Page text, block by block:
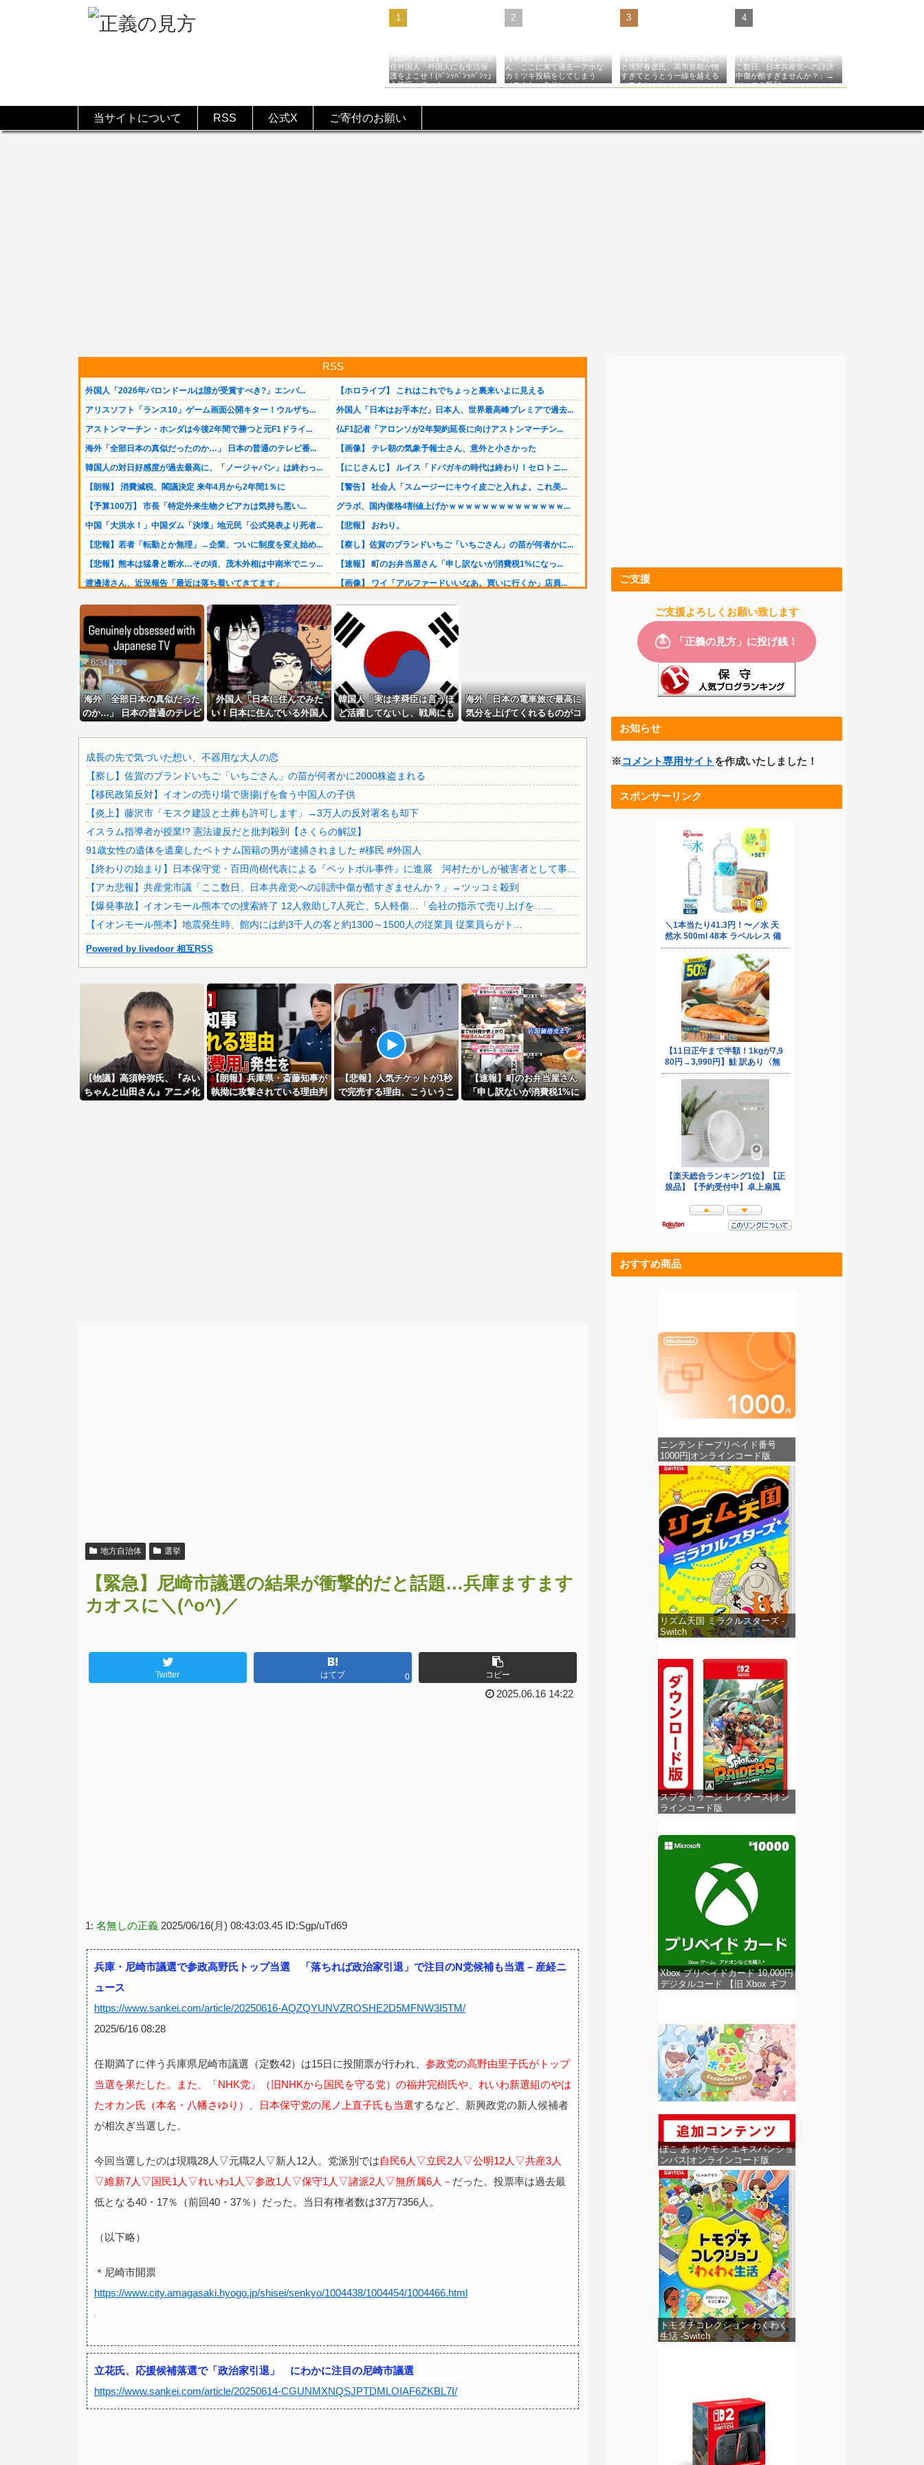
【超絶大悲報】左派&一部の永
住外国人「外国人にも生活保
護をよこせ！(ﾊﾞﾝｯﾊﾞﾝｯﾊﾞﾝｯ」
入管庁「ほーん…」→
【脊髄反射】立憲・蓮舫さ
ん、ここに来て過去一アホな
カミツキ投稿をしてしまう
（スクショあり）
【悲報】ナフサ6月ﾂﾑﾂﾑおじこ
と境野春彦氏、高市首相が憎
すぎてとうとう一線を越える
（スクショ）
【アカ悲報】共産党市議「こ
こ数日、日本共産党への誹謗
中傷が酷すぎませんか？」→
ツッコミ殺到
当サイトについて RSS 公式X ご寄付のお願い
RSS
外国人「2026年バロンドールは誰が受賞すべき?」エンバ...
アリスソフト「ランス10」ゲーム画面公開キター！ウルザち...
アストンマーチン・ホンダは今後2年間で勝つと元F1ドライ...
海外「全部日本の真似だったのか…」 日本の普通のテレビ番...
韓国人の対日好感度が過去最高に、「ノージャパン」は終わっ...
【朗報】 消費減税、閣議決定 来年4月から2年間1％に
【予算100万】 市長「特定外来生物クビアカは気持ち悪い...
中国「大洪水！」中国ダム「決壊」地元民「公式発表より死者...
【悲報】若者「転勤とか無理」→企業、ついに制度を変え始め...
【悲報】熊本は猛暑と断水…その頃、茂木外相は中南米でニッ...
渡邊渚さん、近況報告「最近は落ち着いてきてます」
【ひまわり学級】支援学級に名前は必要なのか
野獣先輩が見つからないのは整形して別人の顔になっているか...
早川太貴『二軍で防御率9.12です』←なんでこれが一軍な...
【悲報】女「丸亀製麺美味しかったね」俺「また来ようよ」店...
【画像】 ワイ「アルファードいいなあ。買いに行くか」店員...
【速報】 中国、ガチで逝く
【画像】 パッパ「妻と子供と海に来た」パシャ←想像の20...
【画像】 福岡、こんなのが普通に走ってるｗｗｗｗｗｗｗｗ...
韓国人「日本ではビールジョッキをほとんど洗わずに、次の客...
【画像あり】タイミーで行った会社に「直雇用のバイト」で行...
185センチ・木村沙織、息子に「高い高い」求められ衝撃展...
【朗報】ホロライブの大人気VTuber「結婚しても引退し...
日本「熊本地震（震度7」イオンモール熊本「LPG漏れて爆...
【超速報】くじら14号とかいう台風が発生するｗｗｗｗｗｗ
【画像】 「キム兄」こと芸人・木村祐一さん（63歳）、最...
【凄すぎる】 力士の嫁に美人が多い理由→「これ」だったｗ...
【悲報】 楽天、ガチで逝くｗｗｗｗｗｗｗｗｗｗｗｗｗｗｗ...
Powered by livedoor 相互RSS
【ホロライブ】 これはこれでちょっと裏来いよに見える
外国人「日本はお手本だ」日本人、世界最高峰プレミアで過去...
仏F1記者「アロンソが2年契約延長に向けアストンマーチン...
【画像】 テレ朝の気象予報士さん、意外と小さかった
【にじさんじ】 ルイス「ドパガキの時代は終わり！セロトニ...
【警告】 社会人「スムージーにキウイ皮ごと入れよ。これ美...
グラボ、国内価格4割値上げかｗｗｗｗｗｗｗｗｗｗｗｗｗｗ...
【悲報】 おわり。
【察し】佐賀のブランドいちご「いちごさん」の苗が何者かに...
【速報】 町のお弁当屋さん「申し訳ないが消費税1%になっ...
【画像】 ワイ「アルファードいいなあ。買いに行くか」店員...
【速報】 中国、ガチで逝く
【画像】 パッパ「妻と子供と海に来た」パシャ←想像の20...
【画像】 福岡、こんなのが普通に走ってるｗｗｗｗｗｗｗｗ...
【画像】 「キム兄」こと芸人・木村祐一さん（63歳）、最...
【画像】 「キム兄」こと芸人・木村祐一さん（63歳）、最...
【凄すぎる】 力士の嫁に美人が多い理由→「これ」だったｗ...
【動画あり】 福岡県柳川市の御当地アイドルだった頃の今田...
【移民政策反対】イオンの売り場で唐揚げを食う中国人の子供
91歳女性の遺体を遺棄したベトナム国籍の男が逮捕されまし...
【終わりの始まり】日本保守党・百田尚樹代表による『ペット...
【爆発事故】イオンモール熊本での捜索終了 12人救助し7...
【イオンモール熊本】地震発生時、館内には約3千人の客と約...
日本旅行キャンセルすべきか…1万年ぶり史上最大級の火山の...
無気力な韓国代表、オーストリアにも0-1で敗北…3月のA...
3.1節がある月なのに…3月のカレンダーに日本の富士山・...
韓国代表、コートジボワールに0対4で完敗＝韓国の反応
Powered by livedoor 相互RSS
海外「全部日本の真似だった
のか…」 日本の普通のテレビ
行っていたと話題に
外国人「日本に住んでみた
い！日本に住んでいる外国人
だ！！」
韓国人「実は李舜臣は言うほ
ど活躍してないし、戦局にも
のが歴史的真実らし
海外「日本の電車旅で最高に
気分を上げてくれるものがコ
クワクする・・・！」【海外
成長の先で気づいた想い、不器用な大人の恋
【察し】佐賀のブランドいちご「いちごさん」の苗が何者かに2000株盗まれる
【移民政策反対】イオンの売り場で唐揚げを食う中国人の子供
【炎上】藤沢市「モスク建設と土葬も許可します」→3万人の反対署名も却下
イスラム指導者が授業!? 憲法違反だと批判殺到【さくらの解説】
91歳女性の遺体を遺棄したベトナム国籍の男が逮捕されました #移民 #外国人
【終わりの始まり】日本保守党・百田尚樹代表による『ペットボル事件』に進展 河村たかしが被害者として事...
【アカ悲報】共産党市議「ここ数日、日本共産党への誹謗中傷が酷すぎませんか？」→ツッコミ殺到
【爆発事故】イオンモール熊本での捜索終了 12人救助し7人死亡、5人軽傷…「会社の指示で売り上げを…...
【イオンモール熊本】地震発生時、館内には約3千人の客と約1300～1500人の従業員 従業員らがト...
Powered by livedoor 相互RSS
【物議】高須幹弥氏、『みい
ちゃんと山田さん』アニメ化
【朗報】兵庫県・斎藤知事が
執拗に攻撃されている理由判
【悲報】人気チケットが1秒
で完売する理由、こういうこ
【速報】町のお弁当屋さん
「申し訳ないが消費税1%に
地方自治体 選挙
【緊急】尼崎市議選の結果が衝撃的だと話題…兵庫ますます
カオスに＼(^o^)／
Twitter はてブ 0 コピー
2025.06.16 14:22
1: 名無しの正義 2025/06/16(月) 08:43:03.45 ID:Sgp/uTd69
兵庫・尼崎市議選で参政高野氏トップ当選 「落ちれば政治家引退」で注目のN党候補も当選 – 産経ニ
ュース
https://www.sankei.com/article/20250616-AQZQYUNVZROSHE2D5MFNW3I5TM/
2025/6/16 08:28
任期満了に伴う兵庫県尼崎市議選（定数42）は15日に投開票が行われ、 参政党の高野由里子氏がトップ
当選を果たした。また、「NHK党」（旧NHKから国民を守る党）の福井完樹氏や、れいわ新選組のやは
たオカン氏（本名・八幡さゆり）、日本保守党の尾ノ上直子氏も当選するなど、新興政党の新人候補者
が相次ぎ当選した。
今回当選したのは現職28人▽元職2人▽新人12人。党派別では自民6人▽立民2人▽公明12人▽共産3人
▽維新7人▽国民1人▽れいわ1人▽参政1人▽保守1人▽諸派2人▽無所属6人－ だった。投票率は過去最
低となる40・17％（前回40・37％）だった。当日有権者数は37万7356人。
（以下略）
＊尼崎市開票
https://www.city.amagasaki.hyogo.jp/shisei/senkyo/1004438/1004454/1004466.html
立花氏、応援候補落選で「政治家引退」 にわかに注目の尼崎市議選
https://www.sankei.com/article/20250614-CGUNMXNQSJPTDMLOIAF6ZKBL7I/
ご支援
ご支援よろしくお願い致します
お知らせ
※コメント専用サイト を作成いたしました！
スポンサーリンク
おすすめ商品
ニンテンドープリペイド番号
1000円|オンラインコード版
リズム天国 ミラクルスターズ -
Switch
スプラトゥーン レイダース|オン
ラインコード版
Xbox プリペイドカード 10,000円
デジタルコード 【旧 Xbox ギフ
ぽこ あ ポケモン エキスパンショ
ンパス|オンラインコード版
トモダチコレクション わくわく
生活 -Switch